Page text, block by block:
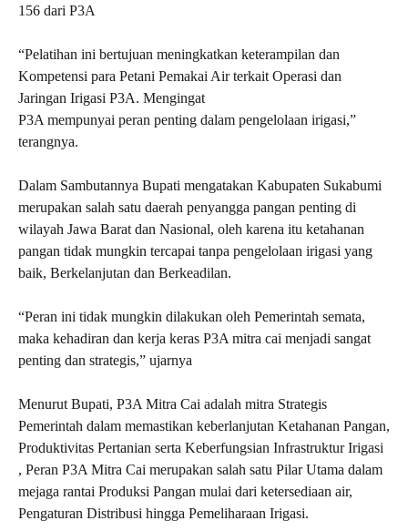
156 dari P3A
“Pelatihan ini bertujuan meningkatkan keterampilan dan
Kompetensi para Petani Pemakai Air terkait Operasi dan
Jaringan Irigasi P3A. Mengingat
P3A mempunyai peran penting dalam pengelolaan irigasi,”
terangnya.
Dalam Sambutannya Bupati mengatakan Kabupaten Sukabumi
merupakan salah satu daerah penyangga pangan penting di
wilayah Jawa Barat dan Nasional, oleh karena itu ketahanan
pangan tidak mungkin tercapai tanpa pengelolaan irigasi yang
baik, Berkelanjutan dan Berkeadilan.
“Peran ini tidak mungkin dilakukan oleh Pemerintah semata,
maka kehadiran dan kerja keras P3A mitra cai menjadi sangat
penting dan strategis,” ujarnya
Menurut Bupati, P3A Mitra Cai adalah mitra Strategis
Pemerintah dalam memastikan keberlanjutan Ketahanan Pangan,
Produktivitas Pertanian serta Keberfungsian Infrastruktur Irigasi
, Peran P3A Mitra Cai merupakan salah satu Pilar Utama dalam
mejaga rantai Produksi Pangan mulai dari ketersediaan air,
Pengaturan Distribusi hingga Pemeliharaan Irigasi.